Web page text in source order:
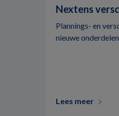
Nextens
Plannings- en
nieuwe
Lees meer